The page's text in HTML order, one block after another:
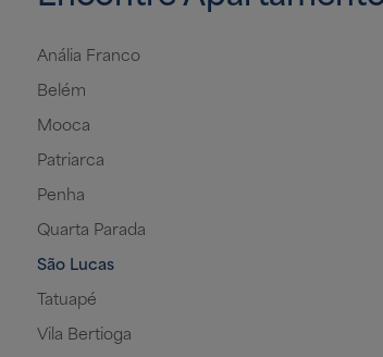
Anália Franco
Belém
Mooca
Patriarca
Penha
Quarta Parada
São Lucas
Tatuapé
Vila Bertioga